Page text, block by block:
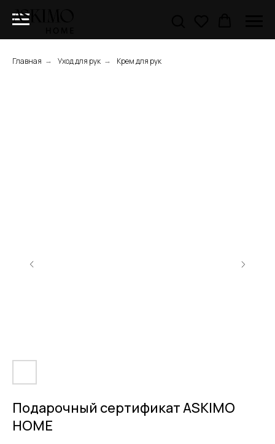
Главная → Уход для рук → Крем для рук
Подарочный сертификат ASKIMO
HOME